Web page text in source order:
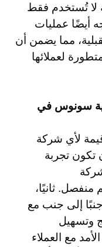
لا تُستخدم فقط
أيضًا عمليات
مما يضمن أن
لعملائها
سونوس في
لأي شركة
تكون تجربة
ثانيًا،
جنبًا إلى جنب مع
وتسهيل
مع العملاء